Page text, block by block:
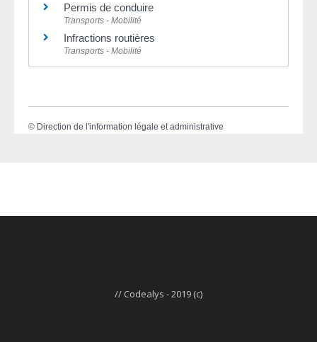
Permis de conduire
Transports - Mobilité
Infractions routières
Transports - Mobilité
© Direction de l'information légale et administrative
// Codealys - 2019 (c)